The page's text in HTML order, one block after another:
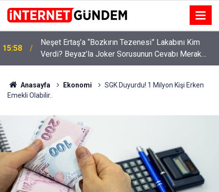
15:58
Neşet Ertaş’a “Bozkırın Tezenesi” Lakabını Kim
Verdi? Beyaz’la Joker Sorusunun Cevabı Merak
Edildi
Anasayfa Ekonomi
SGK Duyurdu! 1 Milyon Kişi Erken
Emekli Olabilir..